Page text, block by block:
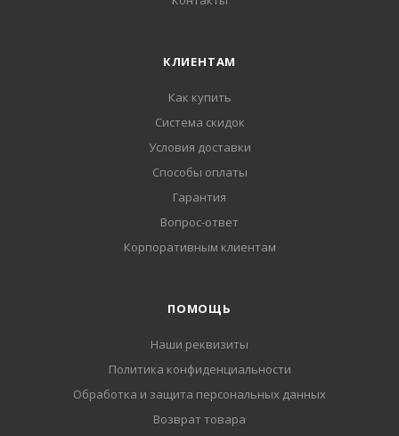
КЛИЕНТАМ
Как купить
Система скидок
Условия доставки
Способы оплаты
Гарантия
Вопрос-ответ
Корпоративным клиентам
ПОМОЩЬ
Наши реквизиты
Политика конфиденциальности
Обработка и защита персональных данных
Возврат товара